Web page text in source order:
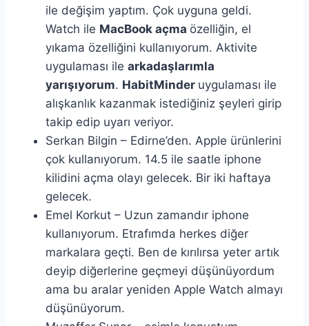
ile değişim yaptım. Çok uyguna geldi.
Watch ile MacBook açma özelliğin, el
yıkama özelliğini kullanıyorum. Aktivite
uygulaması ile arkadaşlarımla
yarışıyorum. HabitMinder uygulaması ile
alışkanlık kazanmak istediğiniz şeyleri girip
takip edip uyarı veriyor.
Serkan Bilgin – Edirne’den. Apple ürünlerini
çok kullanıyorum. 14.5 ile saatle iphone
kilidini açma olayı gelecek. Bir iki haftaya
gelecek.
Emel Korkut – Uzun zamandır iphone
kullanıyorum. Etrafımda herkes diğer
markalara geçti. Ben de kırılırsa yeter artık
deyip diğerlerine geçmeyi düşünüyordum
ama bu aralar yeniden Apple Watch almayı
düşünüyorum.